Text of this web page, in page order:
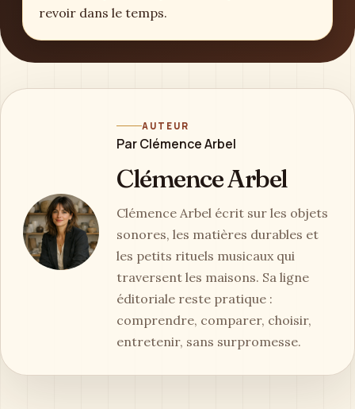
revoir dans le temps.
AUTEUR
Par Clémence Arbel
Clémence Arbel
Clémence Arbel écrit sur les objets
sonores, les matières durables et
les petits rituels musicaux qui
traversent les maisons. Sa ligne
éditoriale reste pratique :
comprendre, comparer, choisir,
entretenir, sans surpromesse.